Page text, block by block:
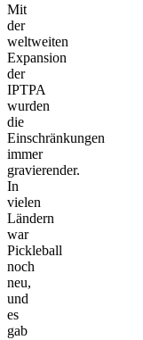
Mit
der
weltweiten
Expansion
der
IPTPA
wurden
die
Einschränkungen
immer
gravierender.
In
vielen
Ländern
war
Pickleball
noch
neu,
und
es
gab